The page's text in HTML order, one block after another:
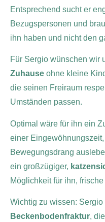
Entsprechend sucht er
Bezugspersonen und
ihn haben und nicht den
Für Sergio wünschen wir
Zuhause ohne kleine
die seinen Freiraum
Umständen passen.
Optimal wäre für ihn ein
einer
Bewegungsdrang
ein großzügiger,
Möglichkeit für ihn,
Wichtig zu wissen: Sergio
Beckenbodenfraktur,